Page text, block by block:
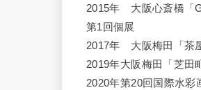
2015年 大阪心斎橋「
第1回個展
2017年 大阪梅田「茶
2019年大阪梅田「芝田
2020年第20回国際水彩